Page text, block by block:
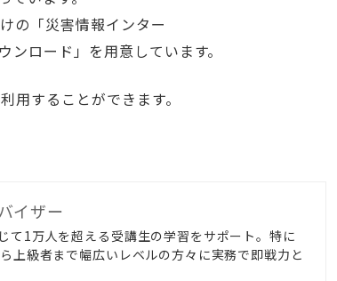
の「災害情報インター
ロード」を用意しています。
用することができます。
イザー
て1万人を超える受講生の学習をサポート。特に
上級者まで幅広いレベルの方々に実務で即戦力と